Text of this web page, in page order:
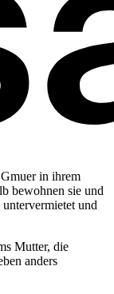
in ihrem
bewohnen sie und
und
Mutter, die
anders